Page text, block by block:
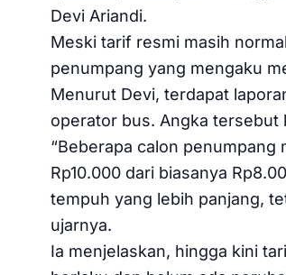
Devi Ariandi.
Meski tarif resmi masih
penumpang yang mengaku
Menurut Devi, terdapat
operator bus. Angka tersebut
“Beberapa calon
Rp10.000 dari biasanya
tempuh yang lebih panjang,
ujarnya.
Ia menjelaskan, hingga kini